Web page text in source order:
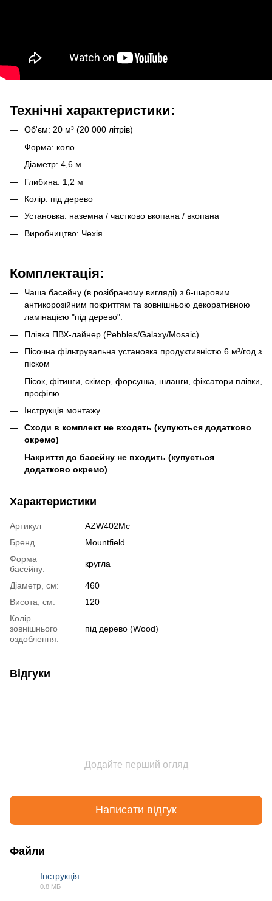
Технічні характеристики:
Об'єм: 20 м³ (20 000 літрів)
Форма: коло
Діаметр: 4,6 м
Глибина: 1,2 м
Колір: під дерево
Установка: наземна / частково вкопана / вкопана
Виробництво: Чехія
Комплектація:
Чаша басейну (в розібраному вигляді) з 6-шаровим
антикорозійним покриттям та зовнішньою декоративною
ламінацією "під дерево".
Плівка ПВХ-лайнер (Pebbles/Galaxy/Mosaic)
Пісочна фільтрувальна установка продуктивністю 6 м³/год з
піском
Пісок, фітинги, скімер, форсунка, шланги, фіксатори плівки,
профілю
Інструкція монтажу
Сходи в комплект не входять (купуються додатково
окремо)
Накриття до басейну не входить (купується
додатково окремо)
Характеристики
Артикул
AZW402Mc
Бренд
Mountfield
Форма
басейну:
кругла
Діаметр, см:
460
Висота, см:
120
Колір
зовнішнього
оздоблення:
під дерево (Wood)
Відгуки
Додайте перший огляд
Написати відгук
Файли
Інструкція
0.8 МБ